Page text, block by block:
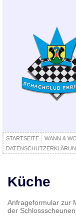
STARTSEITE WANN & WO
Küche
Anfrageformular zur
der